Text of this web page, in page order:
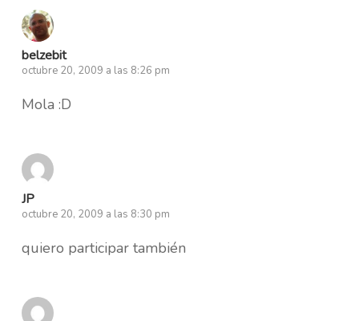
belzebit
octubre 20, 2009 a las 8:26 pm
Mola :D
JP
octubre 20, 2009 a las 8:30 pm
quiero participar también